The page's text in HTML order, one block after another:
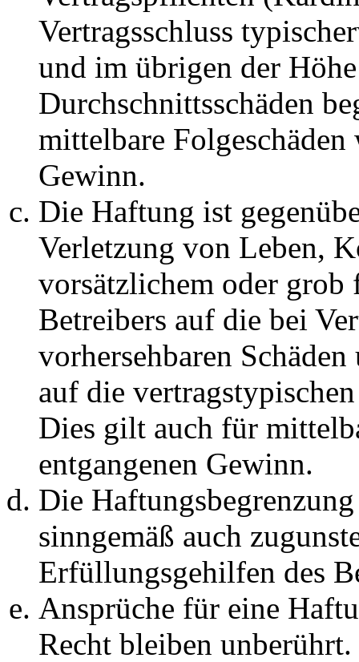
Vertragsschluss
und im übrigen der
Durchschnittsschäden
mittelbare Folgeschäden
Gewinn.
Die Haftung ist
Verletzung von Leben,
vorsätzlichem oder grob
Betreibers auf die bei
vorhersehbaren
auf die
Dies gilt auch für
entgangenen Gewinn.
Die
sinngemäß auch
Erfüllungsgehilfen des
Ansprüche für eine
Recht bleiben unberührt.